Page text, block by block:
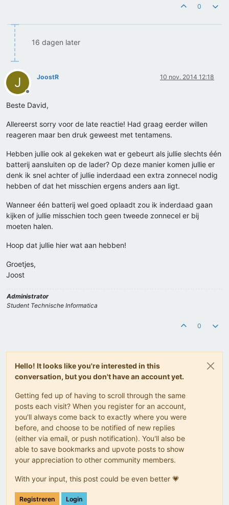
0
16 dagen later
J
Offline
JoostR 10 nov. 2014 12:18
Beste David,
Allereerst sorry voor de late reactie! Had graag eerder willen
reageren maar ben druk geweest met tentamens.
Hebben jullie ook al gekeken wat er gebeurt als jullie slechts één
batterij aansluiten op de lader? Op deze manier komen jullie er
denk ik snel achter of jullie inderdaad een extra zonnecel nodig
hebben of dat het misschien ergens anders aan ligt.
Wanneer één batterij wel goed oplaadt zou ik inderdaad gaan
kijken of jullie misschien toch geen tweede zonnecel er bij
moeten halen.
Hoop dat jullie hier wat aan hebben!
Groetjes,
Joost
Administrator
Student Technische Informatica
0
Hello! It looks like you're interested in this
conversation, but you don't have an account yet.
Getting fed up of having to scroll through the same
posts each visit? When you register for an account,
you'll always come back to exactly where you were
before, and choose to be notified of new replies
(either via email, or push notification). You'll also be
able to save bookmarks and upvote posts to show
your appreciation to other community members.
With your input, this post could be even better 💗
Registreren Login